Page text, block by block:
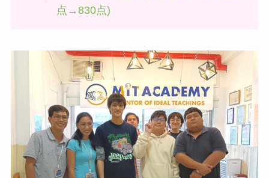
点→830点)